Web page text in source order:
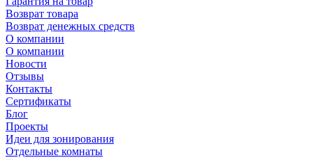
Возврат товара
Возврат денежных средств
О компании
О компании
Новости
Отзывы
Контакты
Сертификаты
Блог
Проекты
Идеи для зонирования
Отдельные комнаты